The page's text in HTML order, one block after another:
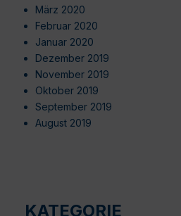
März 2020
Februar 2020
Januar 2020
Dezember 2019
November 2019
Oktober 2019
September 2019
August 2019
KATEGORIE